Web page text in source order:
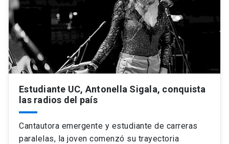
Estudiante UC, Antonella Sigala, conquista
las radios del país
Cantautora emergente y estudiante de carreras
paralelas, la joven comenzó su trayectoria